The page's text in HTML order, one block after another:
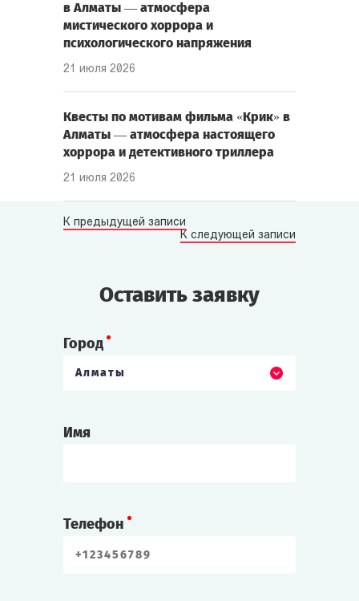
в Алматы — атмосфера
мистического хоррора и
психологического напряжения
21 июля 2026
Квесты по мотивам фильма «Крик» в
Алматы — атмосфера настоящего
хоррора и детективного триллера
21 июля 2026
К предыдущей записи
К следующей записи
Оставить заявку
Город
Алматы
Имя
Телефон